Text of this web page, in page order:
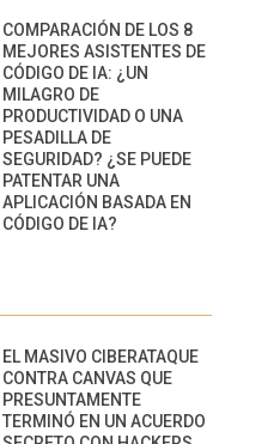
COMPARACIÓN DE LOS 8
MEJORES ASISTENTES DE
CÓDIGO DE IA: ¿UN
MILAGRO DE
PRODUCTIVIDAD O UNA
PESADILLA DE
SEGURIDAD? ¿SE PUEDE
PATENTAR UNA
APLICACIÓN BASADA EN
CÓDIGO DE IA?
EL MASIVO CIBERATAQUE
CONTRA CANVAS QUE
PRESUNTAMENTE
TERMINÓ EN UN ACUERDO